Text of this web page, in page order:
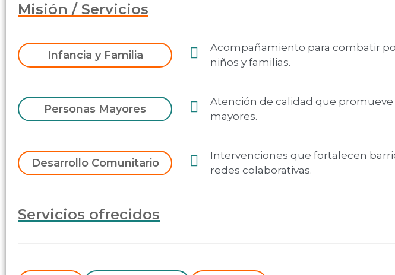
Misión / Servicios
Infancia y Familia
Acompañamiento para combatir
niños y familias.
Personas Mayores
Atención de calidad que
mayores.
Desarrollo Comunitario
Intervenciones que fortalecen
redes colaborativas.
Servicios ofrecidos